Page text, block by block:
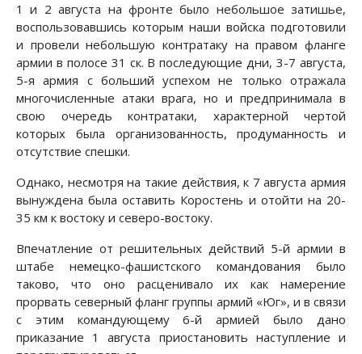
1 и 2 августа на фронте было небольшое затишье,
восполь­зовавшись которым наши войска подготовили
и провели не­большую контратаку на правом фланге
армии в полосе 31 ск. В последующие дни, 3-7 августа,
5-я армия с больший успехом не только отражала
многочисленные атаки врага, но и предпринимала в
свою очередь контратаки, характерной чертой
которых была организованность, продуманность и
отсутствие спешки.
Однако, несмотря на такие действия, к 7 августа армия
вынуждена была оставить Коростень и отойти на 20-
35 км к востоку и северо-востоку.
Впечатление от решительных действий 5-й армии в
штабе немецко-фашистского командования было
таково, что оно расценивало их как намерение
прорвать северный фланг группы армий «Юг», и в связи
с этим командующему 6-й ар­мией было дано
приказание 1 августа приостановить наступ­ление и